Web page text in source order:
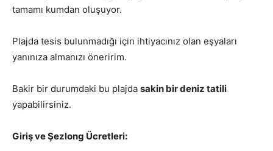
tamamı kumdan oluşuyor.
Plajda tesis bulunmadığı için ihtiyacınız olan eşyaları
yanınıza almanızı öneririm.
Bakir bir durumdaki bu plajda sakin bir deniz tatili
yapabilirsiniz.
Giriş ve Şezlong Ücretleri: